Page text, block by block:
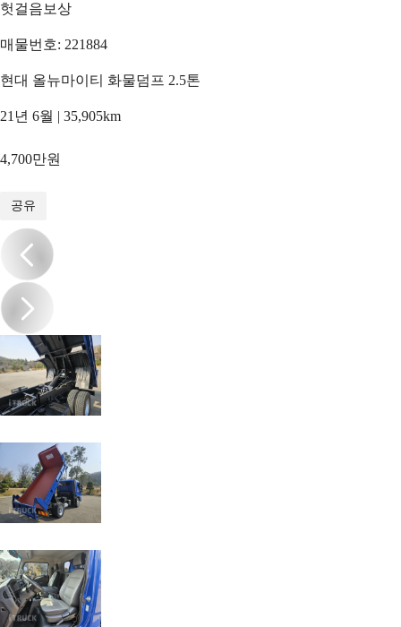
헛걸음보상
매물번호: 221884
현대 올뉴마이티 화물덤프 2.5톤
21년 6월 | 35,905km
4,700만원
공유
/10